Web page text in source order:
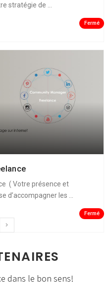
stratégie de ...
Fermé
( Votre présence et
d’accompagner les ...
Fermé
dans le bon sens!